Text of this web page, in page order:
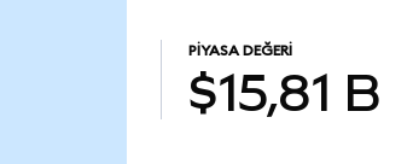
PIYASA DEĞERI
$15,81 B